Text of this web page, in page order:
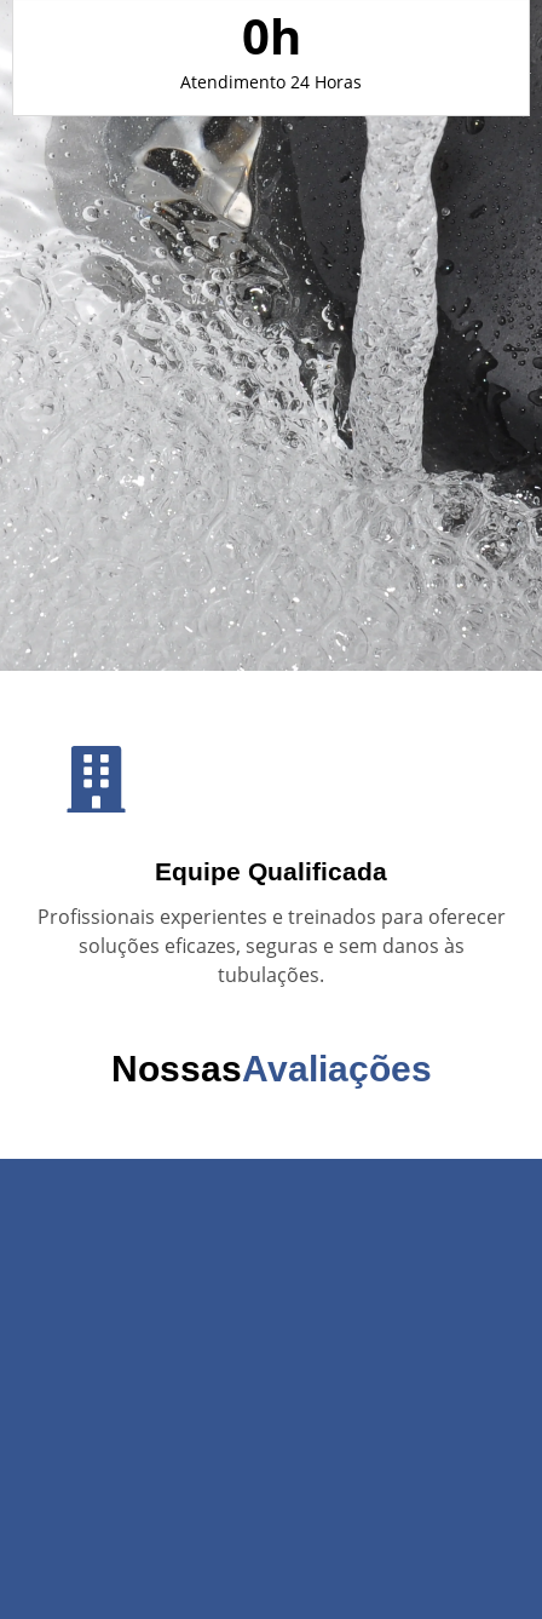
Atendimento 24 Horas
0h
Equipe Qualificada
Profissionais experientes e treinados para oferecer
soluções eficazes, seguras e sem danos às
tubulações.
NossasAvaliações